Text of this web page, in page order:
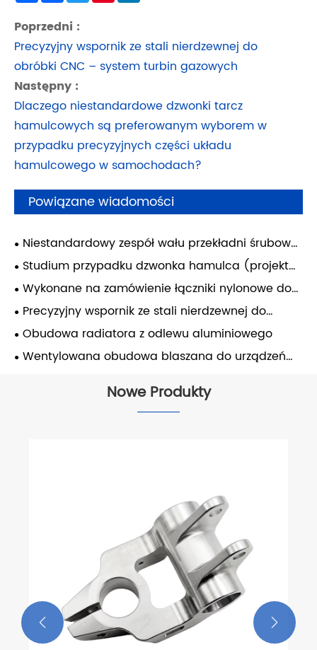
Poprzedni :
Precyzyjny wspornik ze stali nierdzewnej do
obróbki CNC – system turbin gazowych
Następny :
Dlaczego niestandardowe dzwonki tarcz
hamulcowych są preferowanym wyborem w
przypadku precyzyjnych części układu
hamulcowego w samochodach?
Powiązane wiadomości
Niestandardowy zespół wału przekładni śrubowej
do przemysłowych systemów przesyłowych
Studium przypadku dzwonka hamulca (projekt
brytyjski)
Wykonane na zamówienie łączniki nylonowe do
urządzeń pakujących — Włochy
Precyzyjny wspornik ze stali nierdzewnej do
obróbki CNC – system turbin gazowych
Obudowa radiatora z odlewu aluminiowego
Wentylowana obudowa blaszana do urządzeń
Nowe Produkty
 